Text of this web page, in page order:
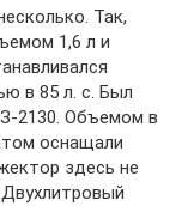
Так,
1,6 л и
в 85 л. с. Был
2130. Объемом в
оснащали
здесь не